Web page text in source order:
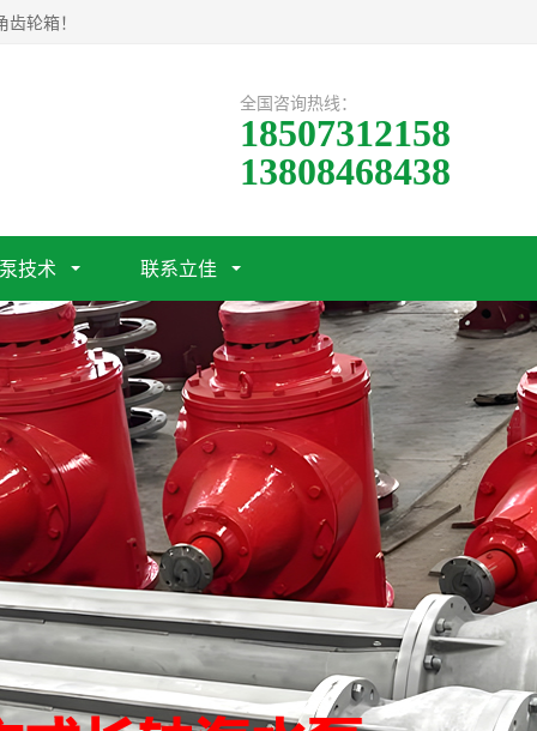
轮箱！
全国咨询热线：
18507312158
13808468438
技术 联系立佳